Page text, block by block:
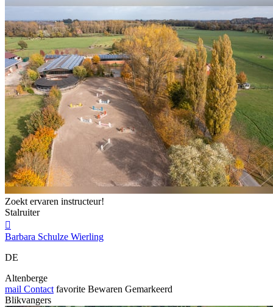
Zoekt ervaren instructeur!
Stalruiter

Barbara Schulze Wierling
DE
Altenberge
mail Contact favorite Bewaren Gemarkeerd
Blikvangers